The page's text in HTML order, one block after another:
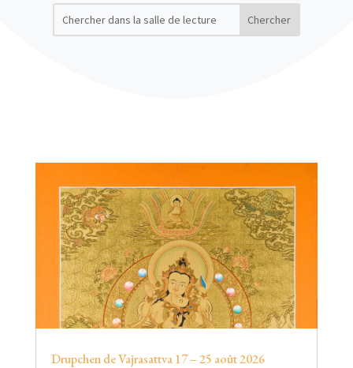
Drupchen de Vajrasattva 17 – 25 août 2026